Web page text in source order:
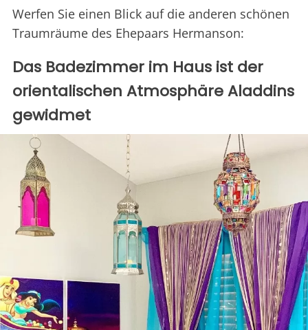
Werfen Sie einen Blick auf die anderen schönen
Traumräume des Ehepaars Hermanson:
Das Badezimmer im Haus ist der
orientalischen Atmosphäre Aladdins
gewidmet